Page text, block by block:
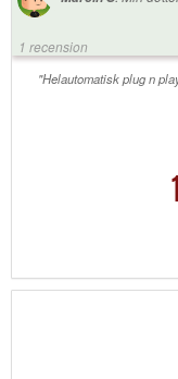
1 recension
"Helautomatisk plug n